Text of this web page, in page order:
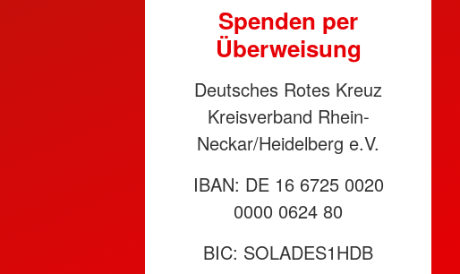
Spenden per
Überweisung
Deutsches Rotes Kreuz
Kreisverband Rhein-
Neckar/Heidelberg e.V.
IBAN: DE 16 6725 0020
0000 0624 80
BIC: SOLADES1HDB